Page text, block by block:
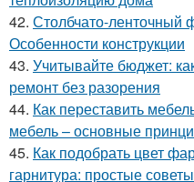
42. Столбчато-ленточный
Особенности конструкции
43. Учитывайте бюджет:
ремонт без разорения
44. Как переставить
мебель – основные
45. Как подобрать цвет
гарнитура: простые